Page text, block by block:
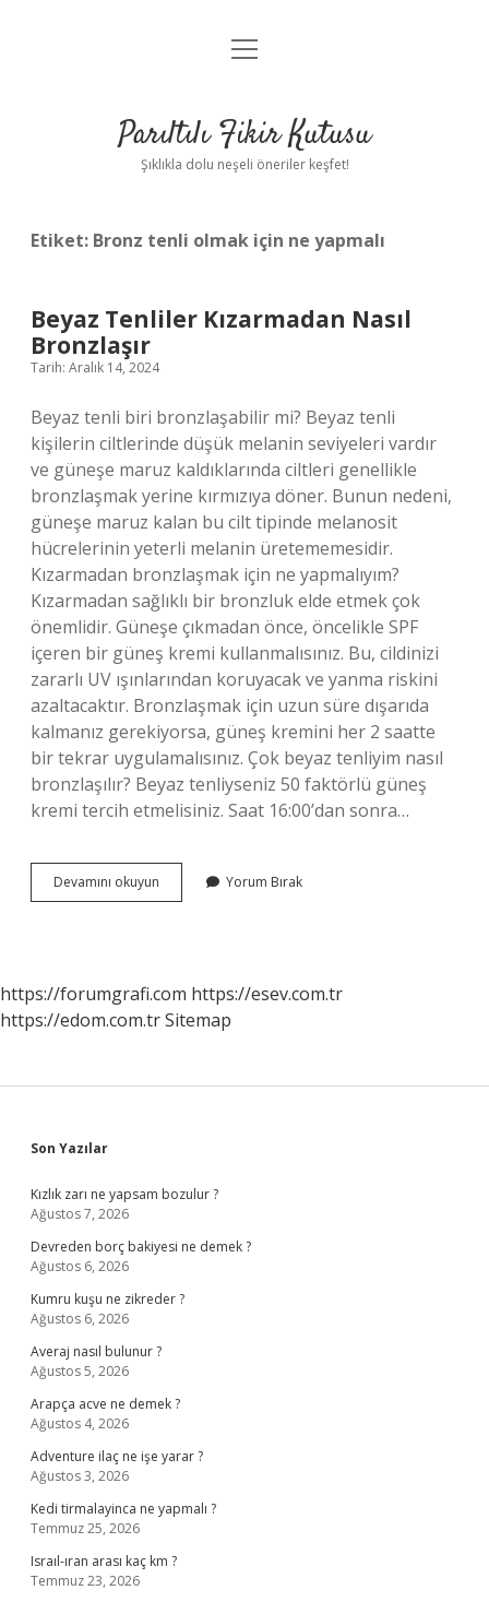
Anasayfa
Yasal Uyarı
menüyü
Parıltılı Fikir Kutusu
Şıklıkla dolu neşeli öneriler keşfet!
Etiket: Bronz tenli olmak için ne yapmalı
Beyaz Tenliler Kızarmadan Nasıl
Bronzlaşır
Tarih: Aralık 14, 2024
Beyaz tenli biri bronzlaşabilir mi? Beyaz tenli
kişilerin ciltlerinde düşük melanin seviyeleri vardır
ve güneşe maruz kaldıklarında ciltleri genellikle
bronzlaşmak yerine kırmızıya döner. Bunun nedeni,
güneşe maruz kalan bu cilt tipinde melanosit
hücrelerinin yeterli melanin üretememesidir.
Kızarmadan bronzlaşmak için ne yapmalıyım?
Kızarmadan sağlıklı bir bronzluk elde etmek çok
önemlidir. Güneşe çıkmadan önce, öncelikle SPF
içeren bir güneş kremi kullanmalısınız. Bu, cildinizi
zararlı UV ışınlarından koruyacak ve yanma riskini
azaltacaktır. Bronzlaşmak için uzun süre dışarıda
kalmanız gerekiyorsa, güneş kremini her 2 saatte
bir tekrar uygulamalısınız. Çok beyaz tenliyim nasıl
bronzlaşılır? Beyaz tenliyseniz 50 faktörlü güneş
kremi tercih etmelisiniz. Saat 16:00’dan sonra…
Devamını okuyun
Tenliler
Yorum Bırak
https://forumgrafi.com https://esev.com.tr
https://edom.com.trSitemap
Sidebar
Son Yazılar
Kızlık zarı ne yapsam bozulur ?
Ağustos 7, 2026
Devreden borç bakiyesi ne demek ?
Ağustos 6, 2026
Kumru kuşu ne zikreder ?
Ağustos 6, 2026
Averaj nasıl bulunur ?
Ağustos 5, 2026
Arapça acve ne demek ?
Ağustos 4, 2026
Adventure ilaç ne işe yarar ?
Ağustos 3, 2026
Kedi tirmalayinca ne yapmalı ?
Temmuz 25, 2026
Israıl-ıran arası kaç km ?
Temmuz 23, 2026